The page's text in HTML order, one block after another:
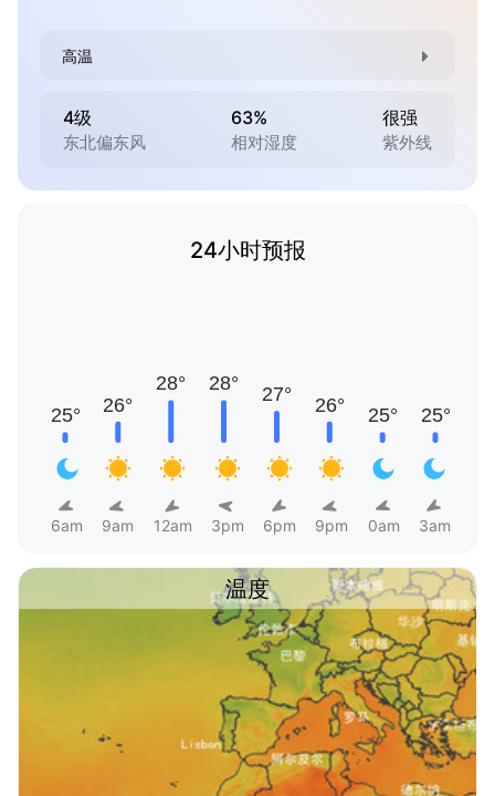
高温
4级
东北偏东风
63%
相对湿度
很强
紫外线
24小时预报
6am 9am 12am 3pm 6pm 9pm 0am 3am
温度